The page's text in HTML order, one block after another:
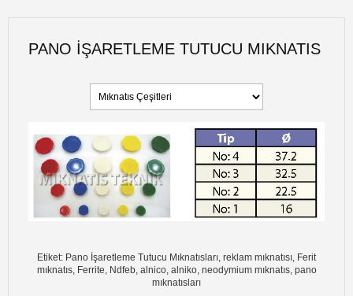
PANO İŞARETLEME TUTUCU MIKNATIS
Etiket: Pano İşaretleme Tutucu Mıknatısları, reklam mıknatısı, Ferit
mıknatıs, Ferrite, Ndfeb, alnico, alniko, neodymium mıknatıs, pano
mıknatısları